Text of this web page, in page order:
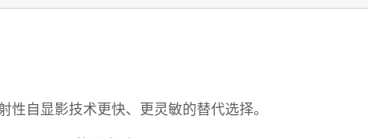
性自显影技术更快、更灵敏的替代选择。